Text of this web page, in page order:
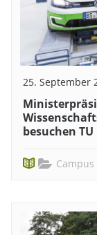
25. September
besuchen
Campus